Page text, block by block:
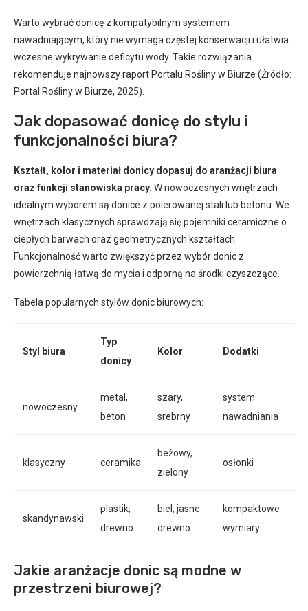
Warto wybrać donicę z kompatybilnym systemem
nawadniającym, który nie wymaga częstej konserwacji i ułatwia
wczesne wykrywanie deficytu wody. Takie rozwiązania
rekomenduje najnowszy raport Portalu Rośliny w Biurze (Źródło:
Portal Rośliny w Biurze, 2025).
Jak dopasować donicę do stylu i
funkcjonalności biura?
Kształt, kolor i materiał donicy dopasuj do aranżacji biura
oraz funkcji stanowiska pracy. W nowoczesnych wnętrzach
idealnym wyborem są donice z polerowanej stali lub betonu. We
wnętrzach klasycznych sprawdzają się pojemniki ceramiczne o
ciepłych barwach oraz geometrycznych kształtach.
Funkcjonalność warto zwiększyć przez wybór donic z
powierzchnią łatwą do mycia i odporną na środki czyszczące.
Tabela popularnych stylów donic biurowych:
Styl biura
Typ
donicy
Kolor Dodatki
nowoczesny
metal,
beton
szary,
srebrny
system
nawadniania
klasyczny ceramika
beżowy,
zielony
osłonki
skandynawski
plastik,
drewno
biel, jasne
drewno
kompaktowe
wymiary
Jakie aranżacje donic są modne w
przestrzeni biurowej?